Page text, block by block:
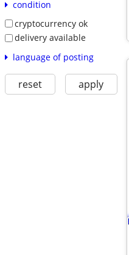
condition
cryptocurrency ok
delivery available
language of posting
reset apply